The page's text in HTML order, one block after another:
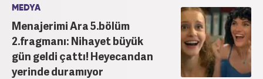
MEDYA
Menajerimi Ara 5.bölüm
2.fragmanı: Nihayet büyük
gün geldi çattı! Heyecandan
yerinde duramıyor